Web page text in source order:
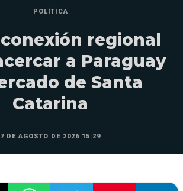
POLÍTICA
regional
a Paraguay
de Santa
Catarina
7 DE AGOSTO DE 2026 15:29